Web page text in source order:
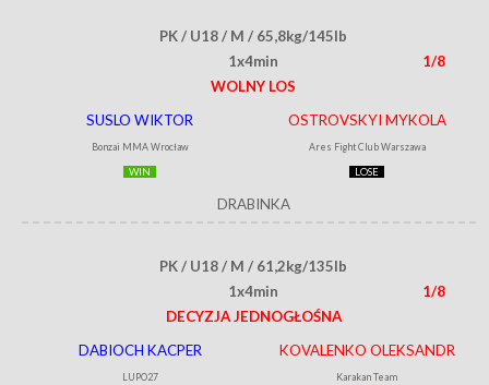
PK / U18 / M / 65,8kg/145lb
1x4min
1/8
WOLNY LOS
SUSLO WIKTOR
Bonzai MMA Wrocław
WIN
OSTROVSKYI MYKOLA
Ares Fight Club Warszawa
LOSE
DRABINKA
PK / U18 / M / 61,2kg/135lb
1x4min
1/8
DECYZJA JEDNOGŁOŚNA
DABIOCH KACPER
LUPO27
KOVALENKO OLEKSANDR
Karakan Team